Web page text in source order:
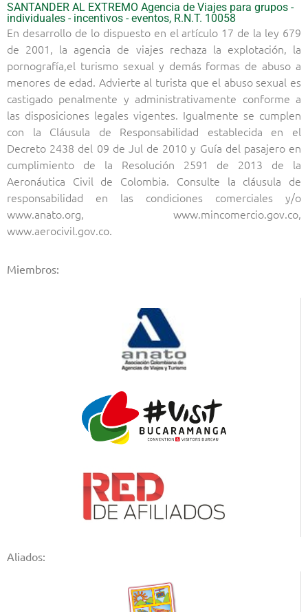
SANTANDER AL EXTREMO Agencia de Viajes para grupos -
individuales - incentivos - eventos, R.N.T. 10058
En desarrollo de lo dispuesto en el artículo 17 de la ley 679
de 2001, la agencia de viajes rechaza la explotación, la
pornografía,el turismo sexual y demás formas de abuso a
menores de edad. Advierte al turista que el abuso sexual es
castigado penalmente y administrativamente conforme a
las disposiciones legales vigentes. Igualmente se cumplen
con la Cláusula de Responsabilidad establecida en el
Decreto 2438 del 09 de Jul de 2010 y Guía del pasajero en
cumplimiento de la Resolución 2591 de 2013 de la
Aeronáutica Civil de Colombia. Consulte la cláusula de
responsabilidad en las condiciones comerciales y/o
www.anato.org, www.mincomercio.gov.co,
www.aerocivil.gov.co.
Miembros:
Aliados: